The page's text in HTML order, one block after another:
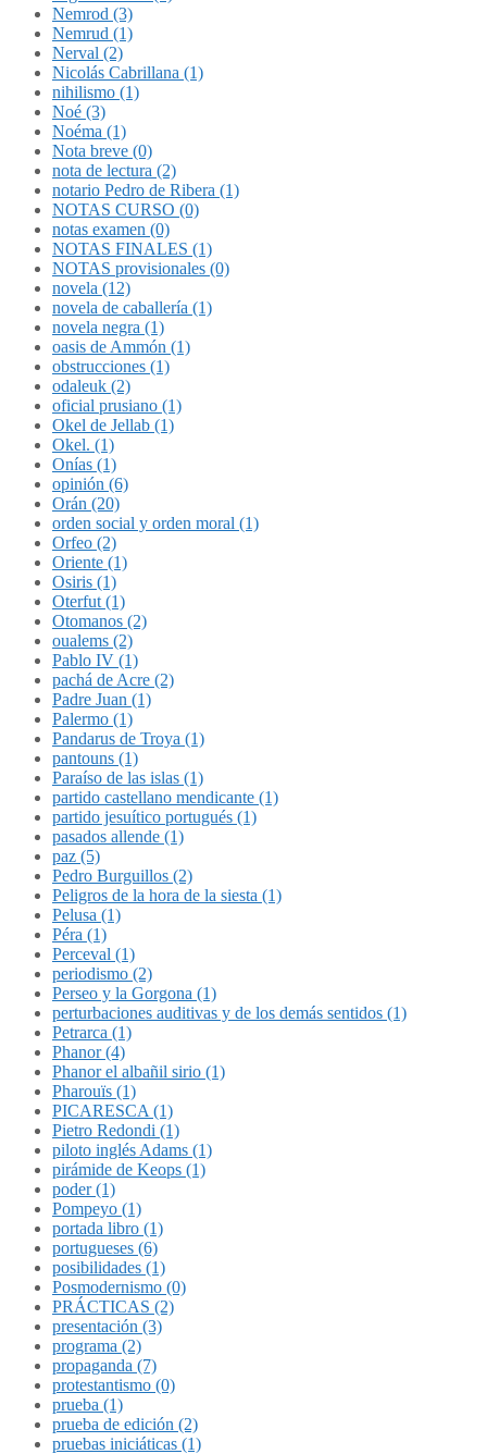
Nemrod (3)
Nemrud (1)
Nerval (2)
Nicolás Cabrillana (1)
nihilismo (1)
Noé (3)
Noéma (1)
Nota breve (0)
nota de lectura (2)
notario Pedro de Ribera (1)
NOTAS CURSO (0)
notas examen (0)
NOTAS FINALES (1)
NOTAS provisionales (0)
novela (12)
novela de caballería (1)
novela negra (1)
oasis de Ammón (1)
obstrucciones (1)
odaleuk (2)
oficial prusiano (1)
Okel de Jellab (1)
Okel. (1)
Onías (1)
opinión (6)
Orán (20)
orden social y orden moral (1)
Orfeo (2)
Oriente (1)
Osiris (1)
Oterfut (1)
Otomanos (2)
oualems (2)
Pablo IV (1)
pachá de Acre (2)
Padre Juan (1)
Palermo (1)
Pandarus de Troya (1)
pantouns (1)
Paraíso de las islas (1)
partido castellano mendicante (1)
partido jesuítico portugués (1)
pasados allende (1)
paz (5)
Pedro Burguillos (2)
Peligros de la hora de la siesta (1)
Pelusa (1)
Péra (1)
Perceval (1)
periodismo (2)
Perseo y la Gorgona (1)
perturbaciones auditivas y de los demás sentidos (1)
Petrarca (1)
Phanor (4)
Phanor el albañil sirio (1)
Pharouïs (1)
PICARESCA (1)
Pietro Redondi (1)
piloto inglés Adams (1)
pirámide de Keops (1)
poder (1)
Pompeyo (1)
portada libro (1)
portugueses (6)
posibilidades (1)
Posmodernismo (0)
PRÁCTICAS (2)
presentación (3)
programa (2)
propaganda (7)
protestantismo (0)
prueba (1)
prueba de edición (2)
pruebas iniciáticas (1)